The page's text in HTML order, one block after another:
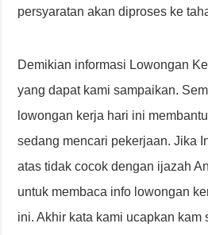
persyaratan akan diproses ke
Demikian informasi Lowongan
yang dapat kami sampaikan.
lowongan kerja hari ini
sedang mencari pekerjaan. Jika
atas tidak cocok dengan ijazah
untuk membaca info lowongan
ini. Akhir kata kami ucapkan kam